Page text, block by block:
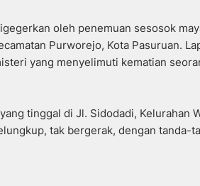
oleh penemuan sesosok
Purworejo, Kota Pasuruan.
yang menyelimuti kematian
tinggal di Jl. Sidodadi, Kelurahan
tak bergerak, dengan tanda-